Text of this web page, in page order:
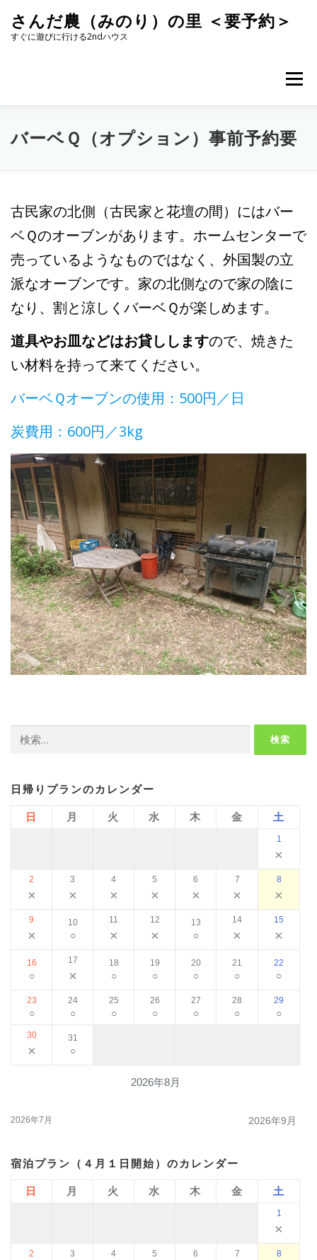
キ
さんだ農（みのり）の里 ＜要予約＞
すぐに遊びに行ける2ndハウス
メニュー
バーベＱ（オプション）事前予約要
古民家の北側（古民家と花壇の間）にはバー
ベＱのオーブンがあります。ホームセンターで
売っているようなものではなく、外国製の立
派なオーブンです。家の北側なので家の陰に
なり、割と涼しくバーベＱが楽しめます。
道具やお皿などはお貸ししますので、焼きた
い材料を持って来てください。
バーベＱオーブンの使用：500円／日
炭費用：600円／3kg
索:
日帰りプランのカレンダー
2026年8月
日 月 火 水 木 金 土
1
×
2
×
3
×
4
×
5
×
6
×
7
×
8
×
9
×
10
○
11
×
12
×
13
○
14
×
15
×
16
○
17
×
18
○
19
○
20
○
21
○
22
○
23
○
24
○
25
○
26
○
27
○
28
○
29
○
30
×
31
○
2026年7月 2026年9月
宿泊プラン（４月１日開始）のカレンダー
日 月 火 水 木 金 土
1
×
2 3 4 5 6 7 8